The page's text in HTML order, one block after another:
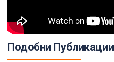
Подобни Публикации